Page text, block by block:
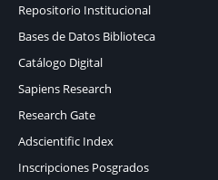
Repositorio Institucional
Bases de Datos Biblioteca
Catálogo Digital
Sapiens Research
Research Gate
Adscientific Index
Inscripciones Posgrados